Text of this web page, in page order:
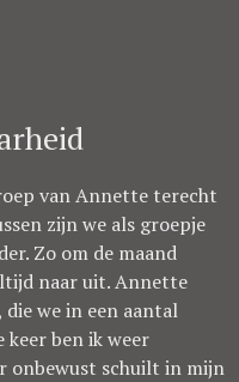
van Annette terecht
zijn we als groepje
Zo om de maand
naar uit. Annette
die we in een aantal
keer ben ik weer
onbewust schuilt in mijn